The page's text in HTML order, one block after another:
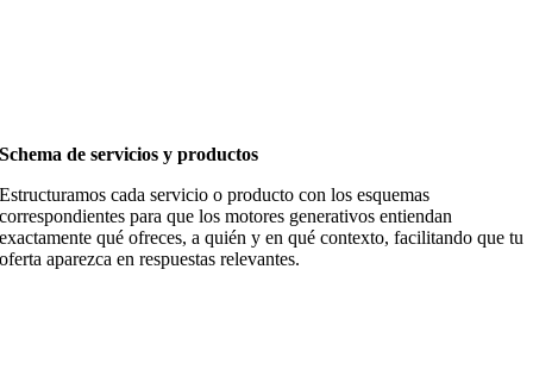
Schema de servicios y productos
Estructuramos cada servicio o producto con los esquemas
correspondientes para que los motores generativos entiendan
exactamente qué ofreces, a quién y en qué contexto, facilitando que tu
oferta aparezca en respuestas relevantes.